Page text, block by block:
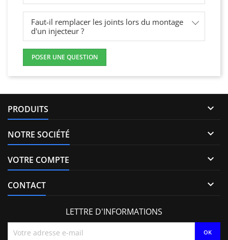
Faut-il remplacer les joints lors du montage
d'un injecteur ?
POSER UNE QUESTION
PRODUITS 
NOTRE SOCIÉTÉ 
VOTRE COMPTE 
CONTACT 
LETTRE D'INFORMATIONS